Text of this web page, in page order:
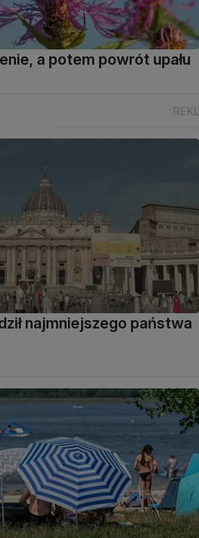
a potem powrót upału
najmniejszego państwa